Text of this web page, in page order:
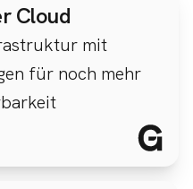
Cloud
mit
für noch mehr